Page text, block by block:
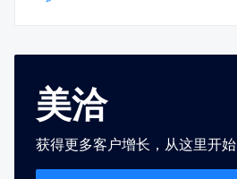
美洽
获得更多客户增长，从这里开始